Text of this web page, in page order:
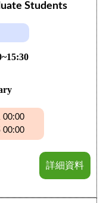
Students
00:00
00:00
詳細資料